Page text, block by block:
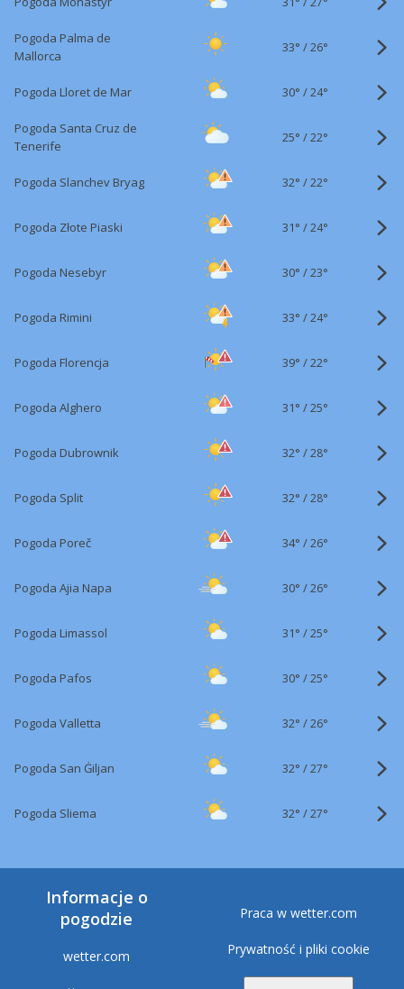
Pogoda Palma de
Mallorca
33° /26°
Pogoda Lloret de Mar 30° /24°
Pogoda Santa Cruz de
Tenerife
25° /22°
Pogoda Slanchev Bryag 32° /22°
Pogoda Złote Piaski 31° /24°
Pogoda Nesebyr 30° /23°
Pogoda Rimini 33° /24°
Pogoda Florencja 39° /22°
Pogoda Alghero 31° /25°
Pogoda Dubrownik 32° /28°
Pogoda Split 32° /28°
Pogoda Poreč 34° /26°
Pogoda Ajia Napa 30° /26°
Pogoda Limassol 31° /25°
Pogoda Pafos 30° /25°
Pogoda Valletta 32° /26°
Pogoda San Ġiljan 32° /27°
Pogoda Sliema 32° /27°
Informacje o
pogodzie
wetter.com
Praca w wetter.com
Prywatność i pliki cookie